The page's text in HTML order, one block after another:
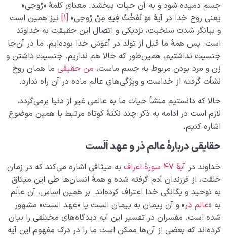
جسم دمیده شود و به آن حیات ببخشد. معنای کلمۀ «رُوحِی»
یعنی روح خدا در آیۀ «وَ نَفَخْتُ فِیهِ مِنْ رُوحِی» [1]
نیز همین است
و بیانگر شدت سنخیت، نزدیکی و اتصال این حقیقت به خداوند
است. پس همۀ ما قبل از تولد در آغوش خدا بوده‌ایم. ما در آن‌جا
جنسیت نداشتیم، همین‌طور که حالا هم نداریم. جنسیت داشتن و
زن و مرد بودن مربوط به جسم ماست، من حقیقی ما همان روح
نشأت گرفته از خداست و ویژگی‌های عالم ماده در آن راه ندارد.
حالا که دانستیم منشأ حیات ما به عالمی ‌غیر از دنیا برمی‌گردد،
لازم است در ادامه به ذکر چند نکتۀ کوتاه مرتبط با همین موضوع
اشاره کنیم.
حقایقی دربارۀ عالم ذر و عهد اَلَست
خداوند در آیۀ 47 سورۀ اعراف
به میثاقی اشاره می‌کند که در زمان
خلقت، از فرزندان آدم گرفته شده و همۀ انسان‌ها طی این میثاق
به توحید و یگانگی خدا اعتراف کرده‌اند. بر همین اساس، آن عالَم
به «عالم ذر» و آن پیمان به پیمان الست یا «عهد الست» مشهور
شده است. مفسران در تفسیر این آیه دیدگاه‌های مختلفی را بیان
کرده‌اند که بعضی از آن‌ها ممکن است ما را در درک مفهوم این آیه